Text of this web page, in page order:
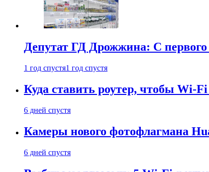
Депутат ГД Дрожжина: С
1 год спустя1 год спустя
Куда ставить роутер, чтобы Wi-
6 дней спустя
Камеры нового фотофлагмана
6 дней спустя